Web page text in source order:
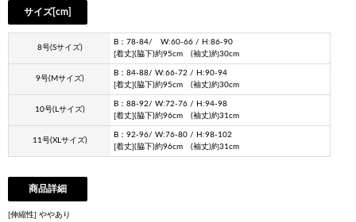
サイズ[cm]
8号(Sサイズ)
B：78-84/ W:60-66 / H:86-90
[着丈](脇下)約95cm (袖丈)約30cm
9号(Mサイズ)
B：84-88/ W:66-72 / H:90-94
[着丈](脇下)約95cm (袖丈)約30cm
10号(Lサイズ)
B：88-92/ W:72-76 / H:94-98
[着丈](脇下)約96cm (袖丈)約31cm
11号(XLサイズ)
B：92-96/ W:76-80 / H:98-102
[着丈](脇下)約96cm (袖丈)約31cm
商品詳細
[伸縮性] ややあり